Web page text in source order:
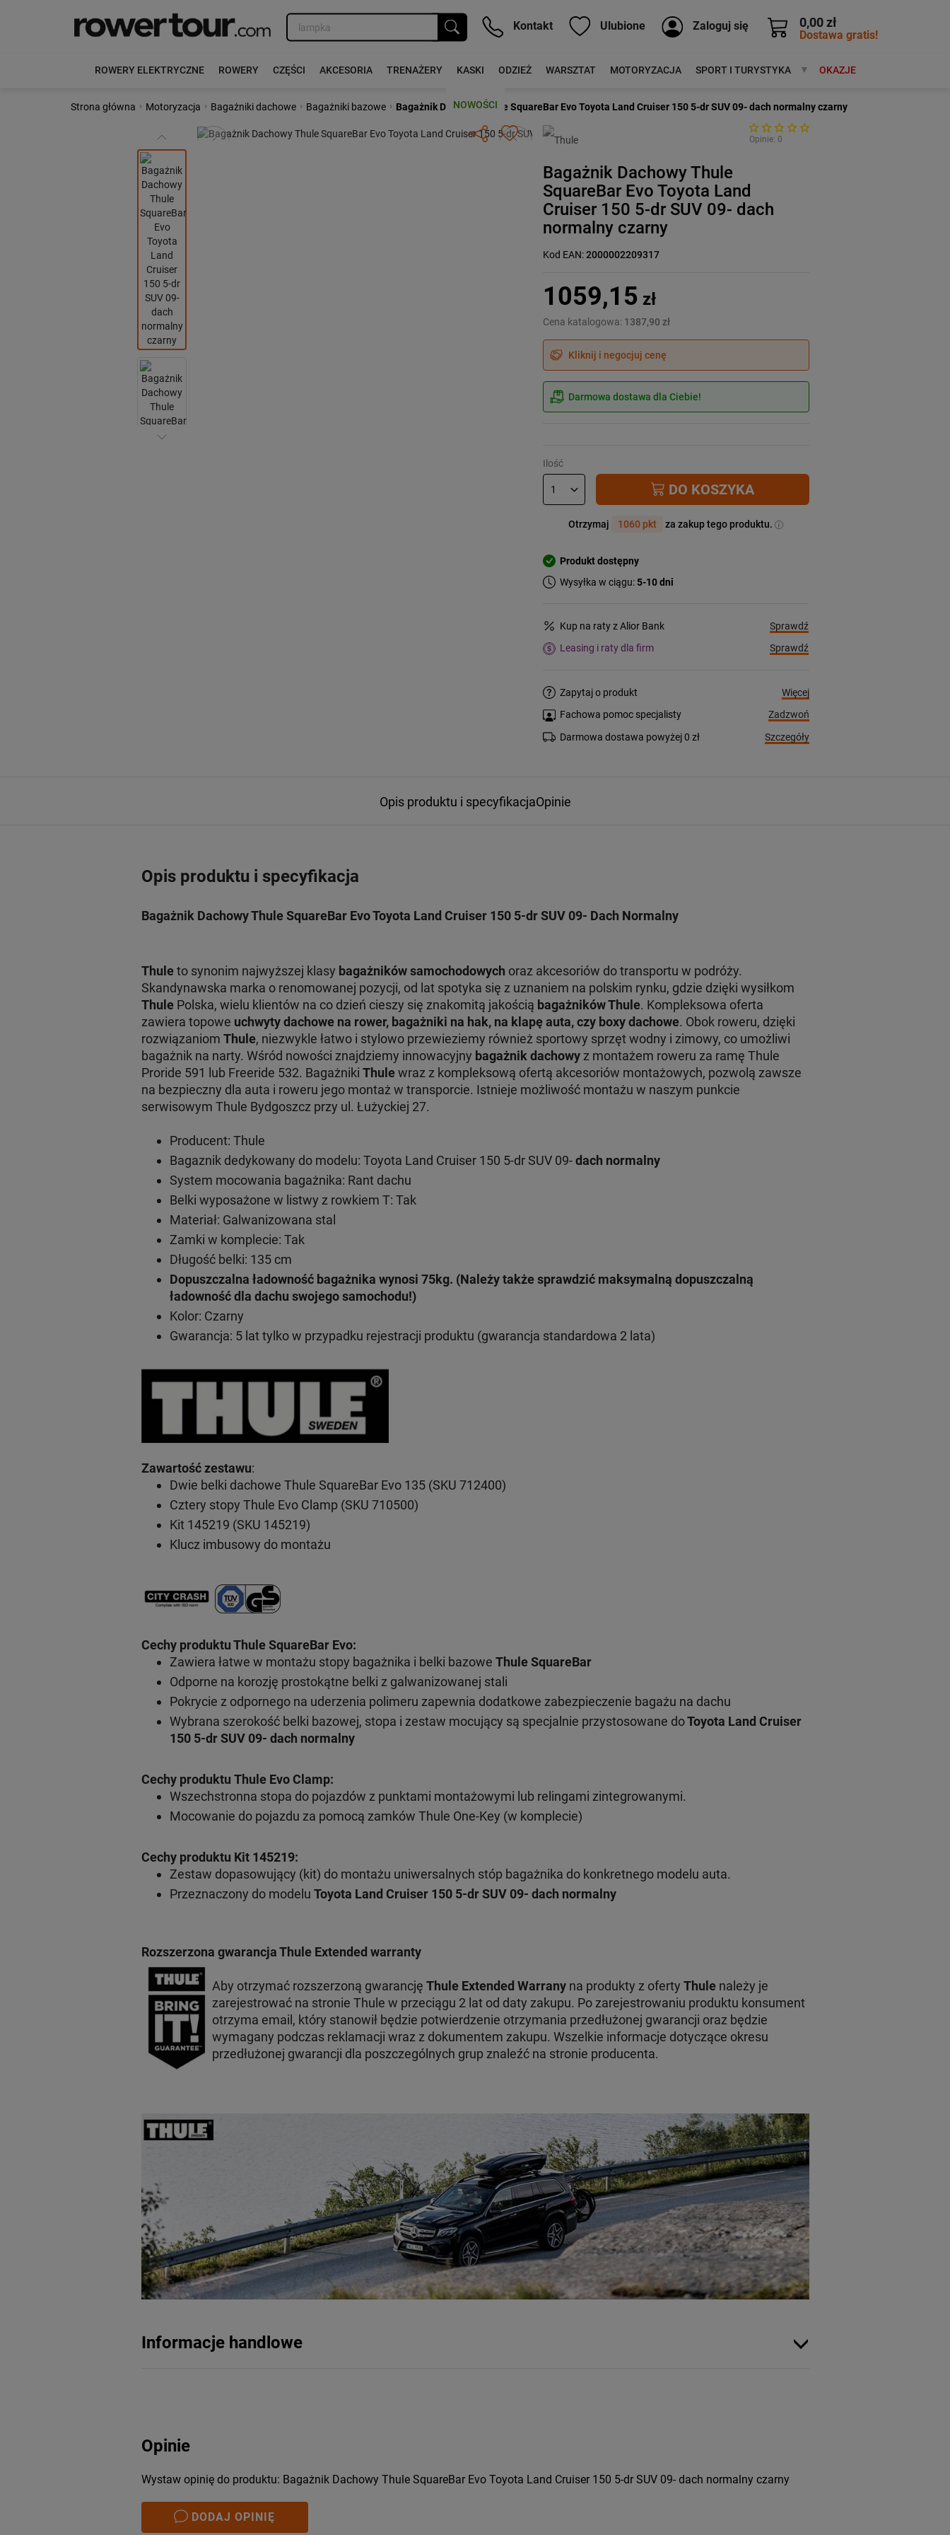
0,00 zł
Dostawa gratis!
Kontakt Ulubione Zaloguj się
ROWERY ELEKTRYCZNE ROWERY CZĘŚCI AKCESORIA TRENAŻERY KASKI ODZIEŻ WARSZTAT MOTORYZACJA SPORT I TURYSTYKA MARKIOKAZJE
NOWOŚCI
Strona główna › Motoryzacja › Bagażniki dachowe › Bagażniki bazowe › Bagażnik Dachowy Thule SquareBar Evo Toyota Land Cruiser 150 5-dr SUV 09- dach normalny czarny
Poprzedni Następny Opinie: 0
Bagażnik Dachowy Thule
SquareBar Evo Toyota Land
Cruiser 150 5-dr SUV 09- dach
normalny czarny
Kod EAN:2000002209317
1059,15 zł
Cena katalogowa: 1387,90 zł
Kliknij i negocjuj cenę
Darmowa dostawa dla Ciebie!
Ilość
DO KOSZYKA
Otrzymaj 1060 pkt za zakup tego produktu.
Produkt dostępny
Wysyłka w ciągu:5-10 dni
Kup na raty z Alior Bank
Sprawdź
Leasing i raty dla firm
Sprawdź
Zapytaj o produkt
Więcej
Fachowa pomoc specjalisty
Zadzwoń
Darmowa dostawa powyżej 0 zł
Szczegóły
Opis produktu i specyfikacjaOpinie
Opis produktu i specyfikacja
Bagażnik Dachowy Thule SquareBar Evo Toyota Land Cruiser 150 5-dr SUV 09- Dach Normalny
Thuleto synonim najwyższej klasy bagażników samochodowych oraz akcesoriów do transportu w podróży.
Skandynawska marka o renomowanej pozycji, od lat spotyka się z uznaniem na polskim rynku, gdzie dzięki wysiłkom
ThulePolska, wielu klientów na co dzień cieszy się znakomitą jakością bagażników Thule. Kompleksowa oferta
zawiera topowe uchwyty dachowe na rower, bagażniki na hak, na klapę auta, czy boxy dachowe. Obok roweru, dzięki
rozwiązaniom Thule, niezwykle łatwo i stylowo przewieziemy również sportowy sprzęt wodny i zimowy, co umożliwi
bagażnik na narty. Wśród nowości znajdziemy innowacyjny bagażnik dachowyz montażem roweru za ramę Thule
Proride 591 lub Freeride 532. Bagażniki Thulewraz z kompleksową ofertą akcesoriów montażowych, pozwolą zawsze
na bezpieczny dla auta i roweru jego montaż w transporcie. Istnieje możliwość montażu w naszym punkcie
serwisowym Thule Bydgoszcz przy ul. Łużyckiej 27.
Producent: Thule
Bagaznik dedykowany do modelu: Toyota Land Cruiser 150 5-dr SUV 09-dach normalny
System mocowania bagażnika: Rant dachu
Belki wyposażone w listwy z rowkiem T: Tak
Materiał: Galwanizowana stal
Zamki w komplecie: Tak
Długość belki: 135 cm
Dopuszczalna ładowność bagażnika wynosi 75kg. (Należy także sprawdzić maksymalną dopuszczalną
ładowność dla dachu swojego samochodu!)
Kolor: Czarny
Gwarancja: 5 lat tylko w przypadku rejestracji produktu (gwarancja standardowa 2 lata)
Zawartość zestawu:
Dwie belki dachowe Thule SquareBar Evo 135 (SKU 712400)
Cztery stopy Thule Evo Clamp (SKU 710500)
Kit 145219 (SKU 145219)
Klucz imbusowy do montażu
Cechy produktu Thule SquareBar Evo:
Zawiera łatwe w montażu stopy bagażnika i belki bazowe Thule SquareBar
Odporne na korozję prostokątne belki z galwanizowanej stali
Pokrycie z odpornego na uderzenia polimeru zapewnia dodatkowe zabezpieczenie bagażu na dachu
Wybrana szerokość belki bazowej, stopa i zestaw mocujący są specjalnie przystosowane doToyota Land Cruiser
150 5-dr SUV 09- dach normalny
Cechy produktu Thule Evo Clamp:
Wszechstronna stopa do pojazdów z punktami montażowymi lub relingami zintegrowanymi.
Mocowanie do pojazdu za pomocą zamków Thule One-Key (w komplecie)
Cechy produktu Kit 145219:
Zestaw dopasowujący (kit) do montażu uniwersalnych stóp bagażnika do konkretnego modelu auta.
Przeznaczony do modelu Toyota Land Cruiser 150 5-dr SUV 09- dach normalny
Rozszerzona gwarancja Thule Extended warranty
Aby otrzymać rozszerzoną gwarancję Thule Extended Warranyna produkty z oferty Thulenależy je
zarejestrować na stronie Thule w przeciągu 2 lat od daty zakupu. Po zarejestrowaniu produktu konsument
otrzyma email, który stanowił będzie potwierdzenie otrzymania przedłużonej gwarancji oraz będzie
wymagany podczas reklamacji wraz z dokumentem zakupu. Wszelkie informacje dotyczące okresu
przedłużonej gwarancji dla poszczególnych grup znaleźć na stronie producenta.
Informacje handlowe
Opinie
Wystaw opinię do produktu: Bagażnik Dachowy Thule SquareBar Evo Toyota Land Cruiser 150 5-dr SUV 09- dach normalny czarny
DODAJ OPINIĘ